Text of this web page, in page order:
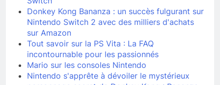
Donkey Kong Bananza : un succès fulgurant sur
Nintendo Switch 2 avec des milliers d'achats
sur Amazon
Tout savoir sur la PS Vita : La FAQ
incontournable pour les passionnés
Mario sur les consoles Nintendo
Nintendo s'apprête à dévoiler le mystérieux